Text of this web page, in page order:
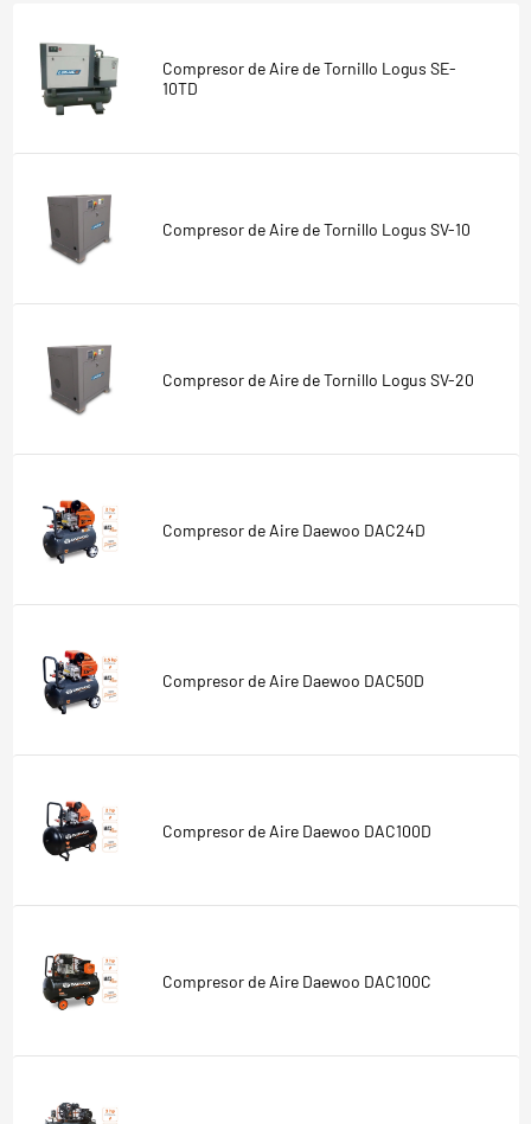
Compresor de Aire de Tornillo Logus SE-
10TD
Compresor de Aire de Tornillo Logus SV-10
Compresor de Aire de Tornillo Logus SV-20
Compresor de Aire Daewoo DAC24D
Compresor de Aire Daewoo DAC50D
Compresor de Aire Daewoo DAC100D
Compresor de Aire Daewoo DAC100C